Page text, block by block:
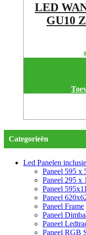
LED
GU10
Categorieën
Led Panelen
Paneel 595 x
Paneel 295 x
Paneel
Paneel
Paneel Frame
Paneel
Paneel
Paneel RGB